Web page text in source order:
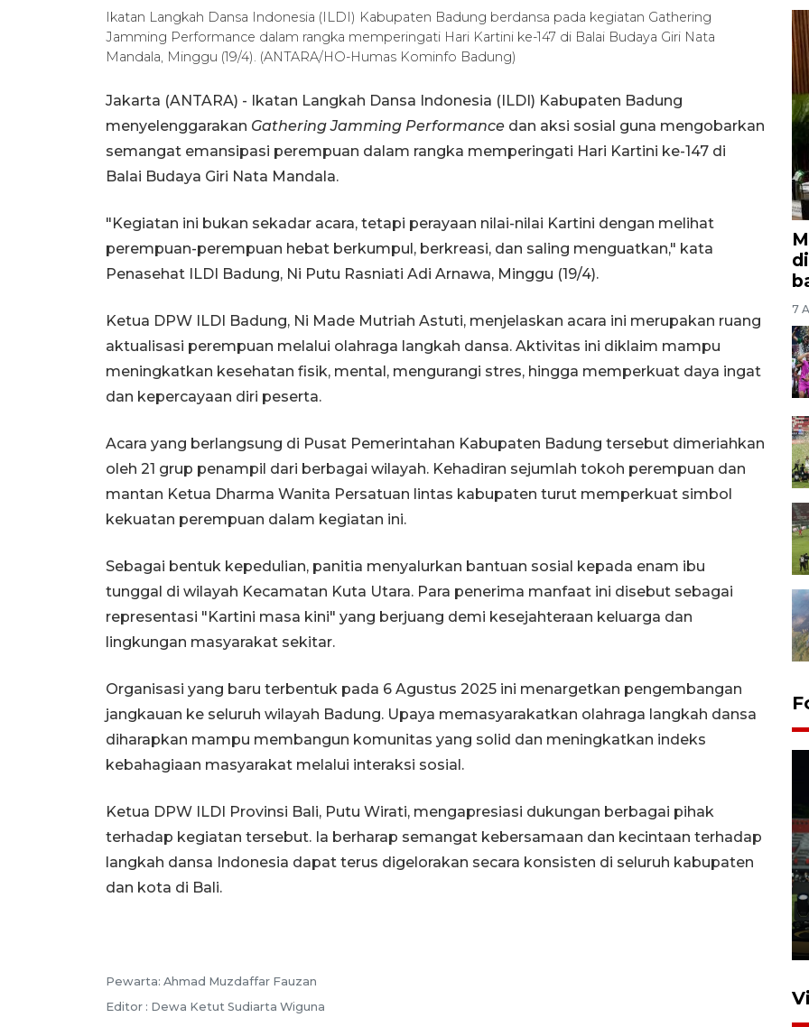
Ikatan Langkah Dansa Indonesia (ILDI) Kabupaten Badung berdansa pada kegiatan Gathering
Jamming Performance dalam rangka memperingati Hari Kartini ke-147 di Balai Budaya Giri Nata
Mandala, Minggu (19/4). (ANTARA/HO-Humas Kominfo Badung)
Jakarta (ANTARA) - Ikatan Langkah Dansa Indonesia (ILDI) Kabupaten Badung
menyelenggarakan Gathering Jamming Performance dan aksi sosial guna mengobarkan
semangat emansipasi perempuan dalam rangka memperingati Hari Kartini ke-147 di
Balai Budaya Giri Nata Mandala.
"Kegiatan ini bukan sekadar acara, tetapi perayaan nilai-nilai Kartini dengan melihat
perempuan-perempuan hebat berkumpul, berkreasi, dan saling menguatkan," kata
Penasehat ILDI Badung, Ni Putu Rasniati Adi Arnawa, Minggu (19/4).
Ketua DPW ILDI Badung, Ni Made Mutriah Astuti, menjelaskan acara ini merupakan ruang
aktualisasi perempuan melalui olahraga langkah dansa. Aktivitas ini diklaim mampu
meningkatkan kesehatan fisik, mental, mengurangi stres, hingga memperkuat daya ingat
dan kepercayaan diri peserta.
Acara yang berlangsung di Pusat Pemerintahan Kabupaten Badung tersebut dimeriahkan
oleh 21 grup penampil dari berbagai wilayah. Kehadiran sejumlah tokoh perempuan dan
mantan Ketua Dharma Wanita Persatuan lintas kabupaten turut memperkuat simbol
kekuatan perempuan dalam kegiatan ini.
Sebagai bentuk kepedulian, panitia menyalurkan bantuan sosial kepada enam ibu
tunggal di wilayah Kecamatan Kuta Utara. Para penerima manfaat ini disebut sebagai
representasi "Kartini masa kini" yang berjuang demi kesejahteraan keluarga dan
lingkungan masyarakat sekitar.
Organisasi yang baru terbentuk pada 6 Agustus 2025 ini menargetkan pengembangan
jangkauan ke seluruh wilayah Badung. Upaya memasyarakatkan olahraga langkah dansa
diharapkan mampu membangun komunitas yang solid dan meningkatkan indeks
kebahagiaan masyarakat melalui interaksi sosial.
Ketua DPW ILDI Provinsi Bali, Putu Wirati, mengapresiasi dukungan berbagai pihak
terhadap kegiatan tersebut. Ia berharap semangat kebersamaan dan kecintaan terhadap
langkah dansa Indonesia dapat terus digelorakan secara konsisten di seluruh kabupaten
dan kota di Bali.
Pewarta: Ahmad Muzdaffar Fauzan
Editor : Dewa Ketut Sudiarta Wiguna
7
Tiga matra TNI unjuk
kemampuan tempur Perisai